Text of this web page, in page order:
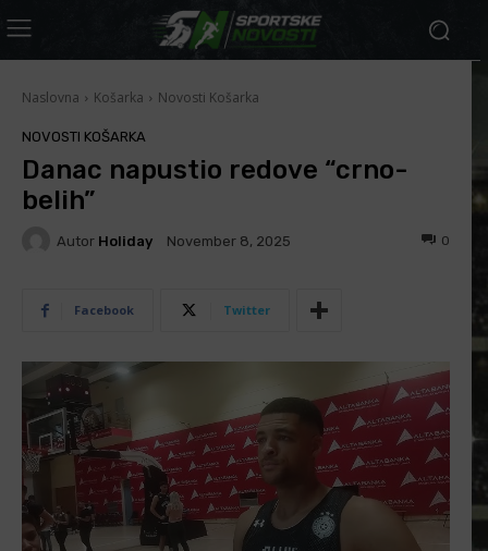
Naslovna Košarka Novosti Košarka
NOVOSTI KOŠARKA
Danac napustio redove “crno-
belih”
Autor Holiday November 8, 2025 0
Facebook Twitter